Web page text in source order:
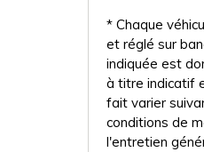
* Chaque
et réglé sur
indiquée est
à titre indicatif
fait varier
conditions de
l'entretien